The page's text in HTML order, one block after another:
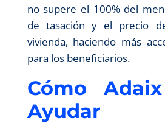
no supere el 100% del
de tasación y el precio
vivienda, haciendo más
para los beneficiarios.
Cómo
Ayudar